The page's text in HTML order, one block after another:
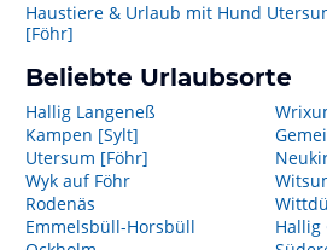
Haustiere & Urlaub mit Hund
[Föhr]
Beliebte Urlaubsorte
Hallig Langeneß
Kampen [Sylt]
Utersum [Föhr]
Wyk auf Föhr
Rodenäs
Emmelsbüll-Horsbüll
Hallig